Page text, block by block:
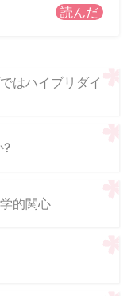
読んだ
はハイブリダイ
?
的関心